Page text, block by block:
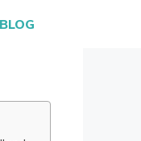
BLOG